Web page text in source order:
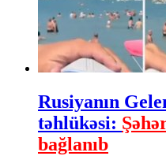
Rusiyanın
təhlükəsi:
bağlanıb